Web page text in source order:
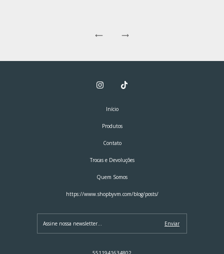
Início
Produtos
Contato
Trocas e Devoluções
Quem Somos
https://www.shopbyvm.com/blog/posts/